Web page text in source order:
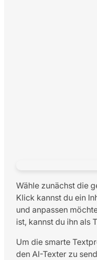
Wähle zunächst die
Klick kannst du ein
und anpassen
ist, kannst du ihn als
Um die smarte
den AI-Texter zu